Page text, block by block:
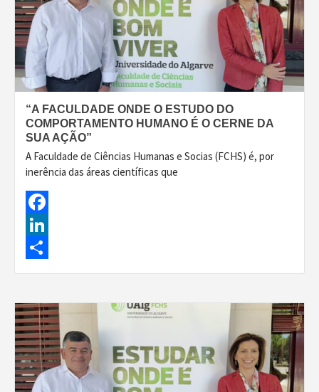
“A FACULDADE ONDE O ESTUDO DO
COMPORTAMENTO HUMANO É O CERNE DA
SUA AÇÃO”
A Faculdade de Ciências Humanas e Socias (FCHS) é, por
inerência das áreas científicas que
Facebook
LinkedIn
Share